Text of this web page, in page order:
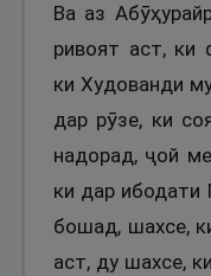
Ва аз
ривоят аст, ки
ки Худованди
дар рӯзе, ки
надорад, ҷой
ки дар ибодати
бошад, шахсе,
аст, ду шахсе,